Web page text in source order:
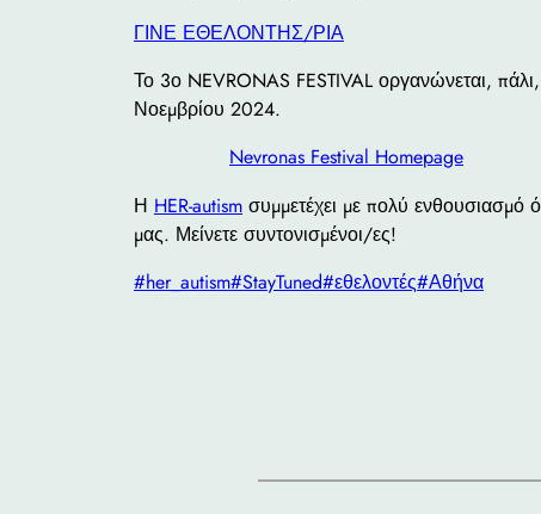
ΓΙΝΕ ΕΘΕΛΟΝΤΗΣ/ΡΙΑ
Το 3ο NEVRONAS FESTIVAL οργανώνεται,
Νοεμβρίου 2024.
Nevronas Festival Homepage
Η HER-autism συμμετέχει με πολύ ενθουσιασμό
μας. Μείνετε συντονισμένοι/ες!
#her_autism#StayTuned#εθελοντές#Αθήνα